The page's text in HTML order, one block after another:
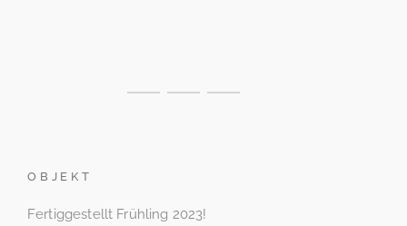
OBJEKT
Fertiggestellt Frühling 2023!